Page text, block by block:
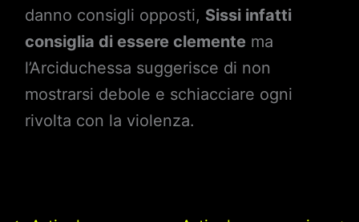
danno consigli opposti, Sissi infatti
consiglia di essere clemente ma
l’Arciduchessa suggerisce di non
mostrarsi debole e schiacciare ogni
rivolta con la violenza.